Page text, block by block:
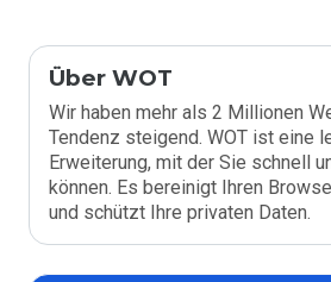
Über WOT
Wir haben mehr als 2 Millionen
Tendenz steigend. WOT ist eine
Erweiterung, mit der Sie schnell
können. Es bereinigt Ihren
und schützt Ihre privaten Daten.